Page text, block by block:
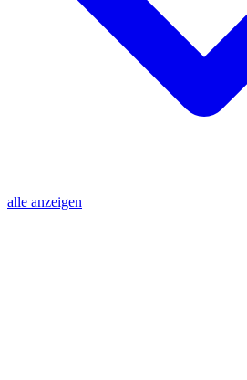
alle anzeigen